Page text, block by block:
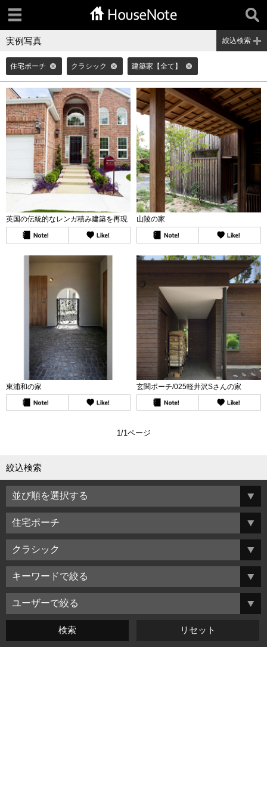
実例写真 絞込検索
住宅ポーチ クラシック 建築家【全て】
英国の伝統的なレンガ積み建築を再現 山陵の家
東浦和の家 玄関ポーチ/025軽井沢Sさんの家
1/1ページ
絞込検索